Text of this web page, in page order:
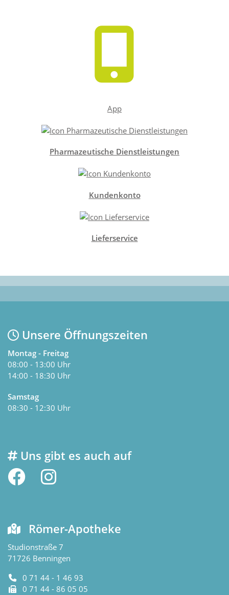
App
Pharmazeutische Dienstleistungen
Kundenkonto
Lieferservice
Unsere Öffnungszeiten
Montag - Freitag
08:00 - 13:00 Uhr
14:00 - 18:30 Uhr
Samstag
08:30 - 12:30 Uhr
Uns gibt es auch auf
Römer-Apotheke
Studionstraße 7
71726 Benningen
0 71 44 - 1 46 93
0 71 44 - 86 05 05